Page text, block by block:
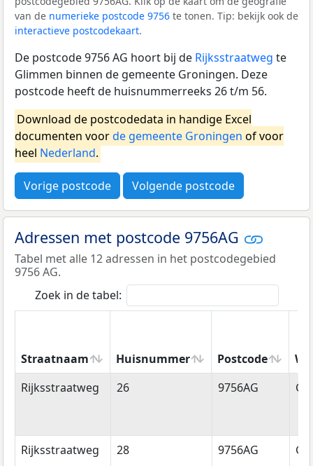
van de numerieke postcode 9756 te tonen. Tip: bekijk ook de
interactieve postcodekaart.
De postcode 9756 AG hoort bij de Rijksstraatweg te
Glimmen binnen de gemeente Groningen. Deze
postcode heeft de huisnummerreeks 26 t/m 56.
Download de postcodedata in handige Excel
documenten voorde gemeente Groningen of voor
heel Nederland.
Vorige postcode Volgende postcode
Adressen met postcode 9756AG
Tabel met alle 12 adressen in het postcodegebied
9756 AG.
Zoek in de tabel:
Straatnaam Huisnummer Postcode
Straatnaam
Huisnummer Postcode
Rijksstraatweg 26 9756AG
Rijksstraatweg 28 9756AG